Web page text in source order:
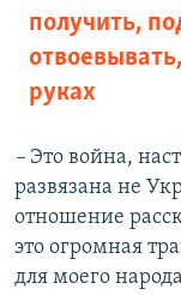
получить,
руках
– Это война,
развязана не
отношение
это огромная
для моего